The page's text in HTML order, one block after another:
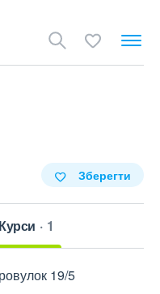
Зберегти
Курси 1
19/5